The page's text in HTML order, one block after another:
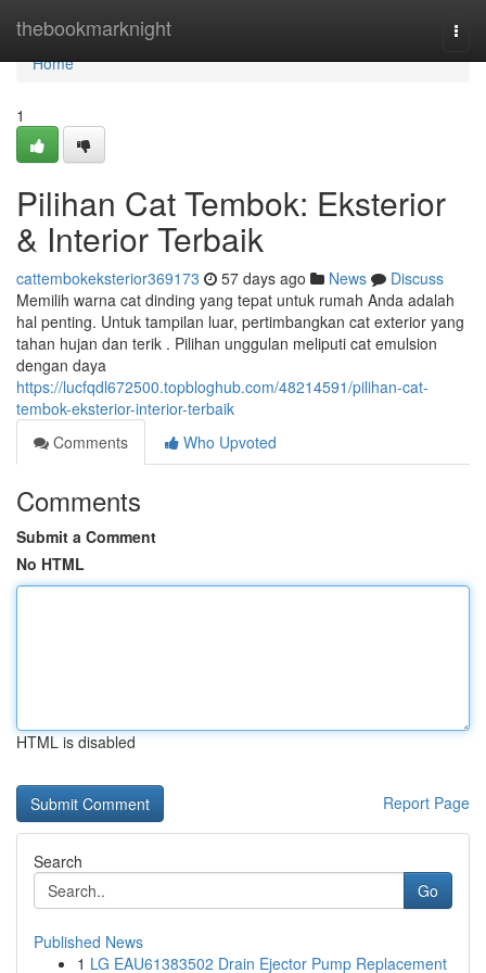
thebookmarknight
Home
Home
1
Pilihan Cat Tembok: Eksterior
& Interior Terbaik
cattembokeksterior369173 57 days ago News
Discuss
Memilih warna cat dinding yang tepat untuk rumah Anda adalah
hal penting. Untuk tampilan luar, pertimbangkan cat exterior yang
tahan hujan dan terik . Pilihan unggulan meliputi cat emulsion
dengan daya
https://lucfqdl672500.topbloghub.com/48214591/pilihan-cat-
tembok-eksterior-interior-terbaik
Comments
Who Upvoted
Comments
Submit a Comment
No HTML
HTML is disabled
Report Page
Search
Go
Published News
1 LG EAU61383502 Drain Ejector Pump Replacement